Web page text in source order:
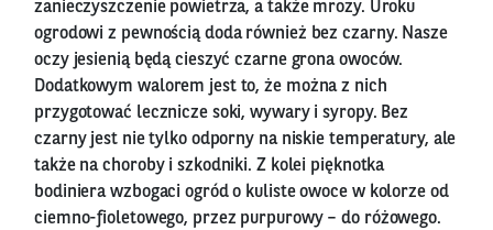
zanieczyszczenie powietrza, a także mrozy. Uroku
ogrodowi z pewnością doda również bez czarny. Nasze
oczy jesienią będą cieszyć czarne grona owoców.
Dodatkowym walorem jest to, że można z nich
przygotować lecznicze soki, wywary i syropy. Bez
czarny jest nie tylko odporny na niskie temperatury, ale
także na choroby i szkodniki. Z kolei pięknotka
bodiniera wzbogaci ogród o kuliste owoce w kolorze od
ciemno-fioletowego, przez purpurowy – do różowego.